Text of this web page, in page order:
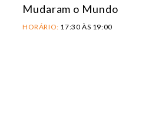
Mudaram o Mundo
HORÁRIO: 17:30 ÀS 19:00